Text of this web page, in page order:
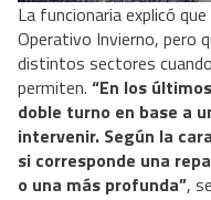
La funcionaria explicó
Operativo Invierno, pero
distintos sectores
permiten. “En los
doble turno en base a
intervenir. Según la
si corresponde una
o una más profunda”,